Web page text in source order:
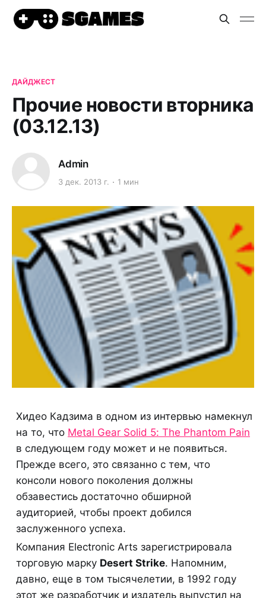
ДАЙДЖЕСТ
Прочие новости вторника
(03.12.13)
Admin
3 дек. 2013 г. 1 мин
Хидео Кадзима в одном из интервью намекнул
на то, что Metal Gear Solid 5: The Phantom Pain
в следующем году может и не появиться.
Прежде всего, это связанно с тем, что
консоли нового поколения должны
обзавестись достаточно обширной
аудиторией, чтобы проект добился
заслуженного успеха.
Компания Electronic Arts зарегистрировала
торговую марку Desert Strike. Напомним,
давно, еще в том тысячелетии, в 1992 году
этот же разработчик и издатель выпустил на